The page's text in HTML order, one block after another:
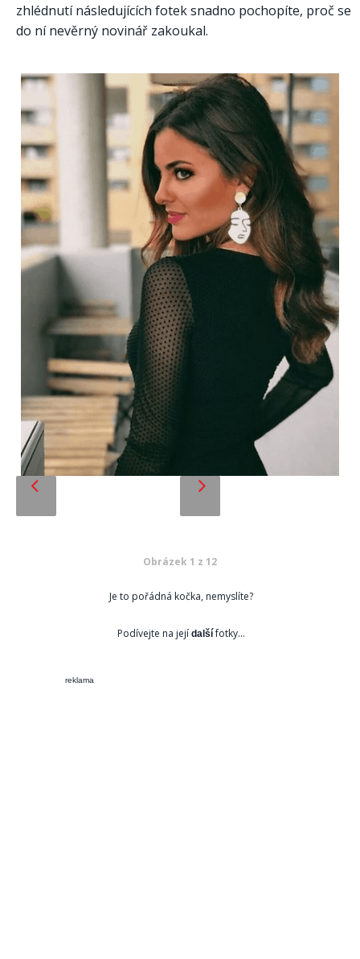
zhlédnutí následujících fotek snadno pochopíte, proč se
do ní nevěrný novinář zakoukal.
Obrázek 1 z 12
Je to pořádná kočka, nemyslíte?
Podívejte na její dalšífotky...
reklama